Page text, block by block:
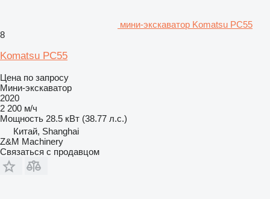
мини-экскаватор Komatsu PC55
8
Komatsu PC55
Цена по запросу
Мини-экскаватор
2020
2 200 м/ч
Мощность 28.5 кВт (38.77 л.с.)
Китай, Shanghai
Z&M Machinery
Связаться с продавцом